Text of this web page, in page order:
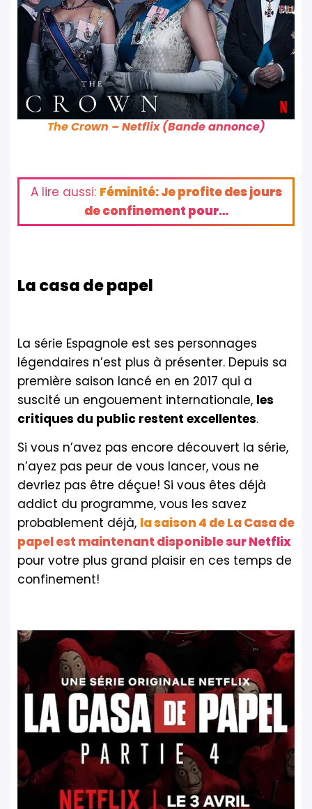
The Crown – Netflix (Bande annonce)
A lire aussi: Féminité: Je profite des jours
de confinement pour…
La casa de papel
La série Espagnole est ses personnages
légendaires n’est plus à présenter. Depuis sa
première saison lancé en en 2017 qui a
suscité un engouement internationale, les
critiques du public restent excellentes.
Si vous n’avez pas encore découvert la série,
n’ayez pas peur de vous lancer, vous ne
devriez pas être déçue! Si vous êtes déjà
addict du programme, vous les savez
probablement déjà, la saison 4 de La Casa de
papel est maintenant disponible sur Netflix
pour votre plus grand plaisir en ces temps de
confinement!